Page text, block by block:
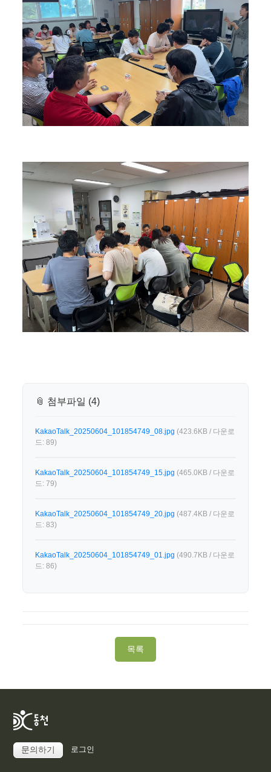
📎 첨부파일 (4)
KakaoTalk_20250604_101854749_08.jpg (423.6KB / 다운로
드: 89)
KakaoTalk_20250604_101854749_15.jpg (465.0KB / 다운로
드: 79)
KakaoTalk_20250604_101854749_20.jpg (487.4KB / 다운로
드: 83)
KakaoTalk_20250604_101854749_01.jpg (490.7KB / 다운로
드: 86)
목록
문의하기 로그인